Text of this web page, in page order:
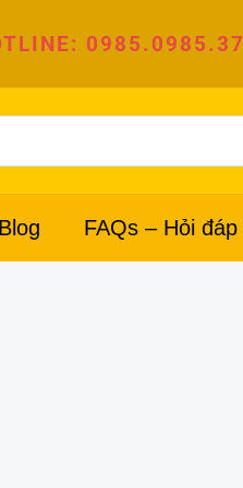
0985.0985.37
FAQs – Hỏi đáp